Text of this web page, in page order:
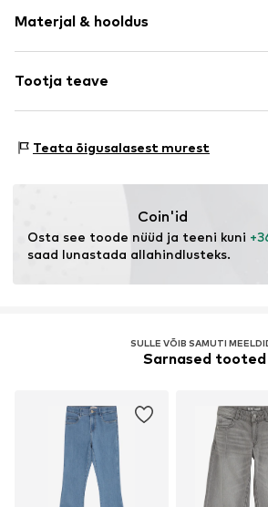
Tõmblukuga kinnitus
Vöö aasad
Toote nr. LMT3016001000001
Istuvus: Laienev
Materjal & hooldus
Materjal: 70% Puuvill, 29% Polüester -
Ei sobi kuivatis kuivatamiseks
Triikida mõõduka kuumusega
Tootja teave
22457 Hamburg
Teata õigusalasest murest
Coin'id
Osta see toode nüüd ja teeni kuni
saad lunastada allahindlusteks.
SULLE VÕIB SAMUTI
Sarnased tooted